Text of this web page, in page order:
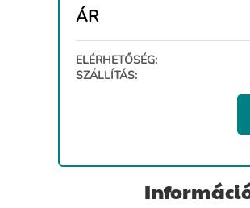
ÁR
ELÉRHETŐSÉG:
SZÁLLÍTÁS: